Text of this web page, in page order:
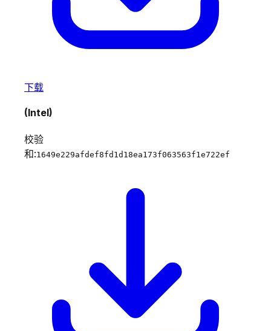
下载
(Intel)
校验
和:1649e229afdef8fd1d18ea173f063563f1e722ef